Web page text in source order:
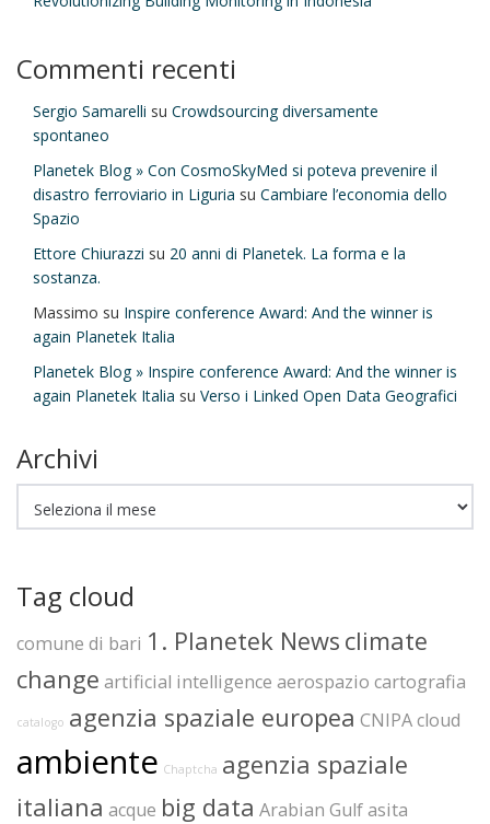
Commenti recenti
Sergio Samarelli su Crowdsourcing diversamente
spontaneo
Planetek Blog » Con CosmoSkyMed si poteva prevenire il
disastro ferroviario in Liguria su Cambiare l’economia dello
Spazio
Ettore Chiurazzi su 20 anni di Planetek. La forma e la
sostanza.
Massimo su Inspire conference Award: And the winner is
again Planetek Italia
Planetek Blog » Inspire conference Award: And the winner is
again Planetek Italia su Verso i Linked Open Data Geografici
Archivi
Tag cloud
comune di bari 1. Planetek News climate
change artificial intelligence aerospazio cartografia
catalogo agenzia spaziale europea CNIPAcloud
ambiente Chaptcha agenzia spaziale
italiana acque big data Arabian Gulfasita